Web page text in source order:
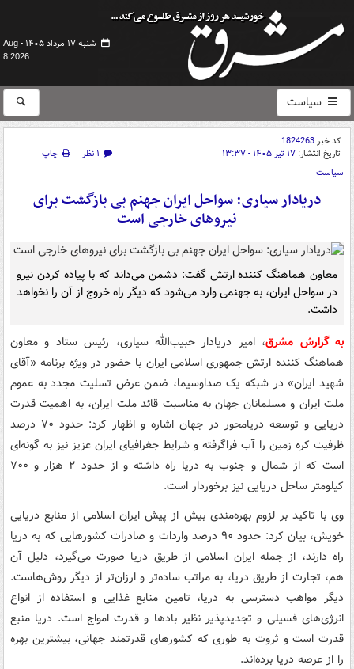
شنبه ۱۷ مرداد ۱۴۰۵ -
Aug
8 2026
سیاست
کد خبر1824263
تاریخ انتشار: ۱۷ تیر ۱۴۰۵ - ۱۳:۳۷ ۱ نظر
چاپ
سیاست
دریادار سیاری: سواحل ایران جهنم بی بازگشت برای
نیروهای خارجی است
معاون هماهنگ کننده ارتش گفت: دشمن می‌داند که با پیاده کردن نیرو
در سواحل ایران، به جهنمی وارد می‌شود که دیگر راه خروج از آن را نخواهد
داشت.
به گزارش مشرق، امیر دریادار حبیب‌الله سیاری، رئیس ستاد و معاون
هماهنگ کننده ارتش جمهوری اسلامی ایران با حضور در ویژه برنامه «آقای
شهید ایران» در شبکه یک صداوسیما، ضمن عرض تسلیت مجدد به عموم
ملت ایران و مسلمانان جهان به مناسبت قائد ملت ایران، به اهمیت قدرت
دریایی و توسعه دریامحور در جهان اشاره و اظهار کرد: حدود ۷۰ درصد
ظرفیت کره زمین را آب فراگرفته و شرایط جغرافیای ایران عزیز نیز به گونه‌ای
است که از شمال و جنوب به دریا راه داشته و از حدود ۲ هزار و ۷۰۰
کیلومتر ساحل دریایی نیز برخوردار است.
وی با تاکید بر لزوم بهره‌مندی بیش از پیش ایران اسلامی از منابع دریایی
خویش، بیان کرد: حدود ۹۰ درصد واردات و صادرات کشورهایی که به دریا
راه دارند، از جمله ایران اسلامی از طریق دریا صورت می‌گیرد، دلیل آن
هم، تجارت از طریق دریا، به مراتب ساده‌تر و ارزان‌تر از دیگر روش‌هاست.
دیگر مواهب دسترسی به دریا، تامین منابع غذایی و استفاده از انواع
انرژی‌های فسیلی و تجدیدپذیر نظیر بادها و قدرت امواج است. دریا منبع
قدرت است و ثروت به طوری که کشورهای قدرتمند جهانی، بیشترین بهره
را از عرصه دریا برده‌اند.